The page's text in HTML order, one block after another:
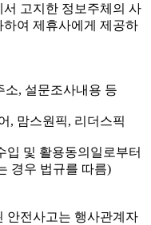
고지한 정보주체의 사
여 제휴사에게 제공하
소, 설문조사내용 등
, 맘스원픽, 리더스픽
입 및 활용동의일로부터
경우 법규를 따름)
안전사고는 행사관계자